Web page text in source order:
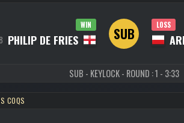
WIN
PHILIP DE FRIES SUB LOSS
SUB - KEYLOCK - ROUND : 1 - 3:33
COQS